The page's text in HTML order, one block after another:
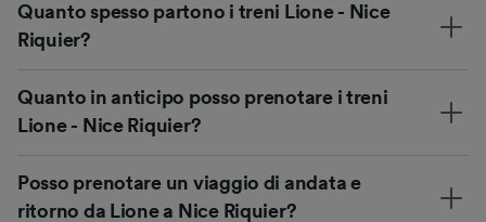
Quanto spesso partono i treni Lione - Nice
Riquier?
Quanto in anticipo posso prenotare i treni
Lione - Nice Riquier?
Posso prenotare un viaggio di andata e
ritorno da Lione a Nice Riquier?